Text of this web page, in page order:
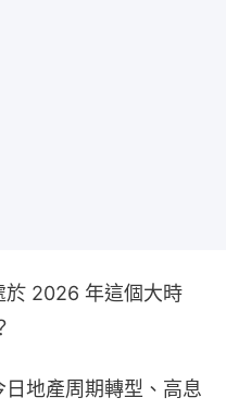
於 2026 年這個大時
地產周期轉型、高息